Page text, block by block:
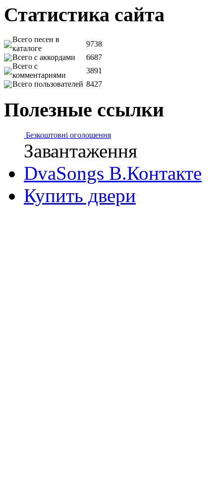
Статистика сайта
Всего песен в
каталоге
9738
Всего с аккордами
6687
Всего с
комментариями
3891
Всего пользователей 8427
Полезные ссылки
Безкоштовні оголошення
Завантаження
DvaSongs В.Контакте
Купить двери